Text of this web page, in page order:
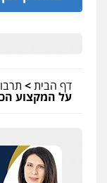
דף הבית>
על המקצוע